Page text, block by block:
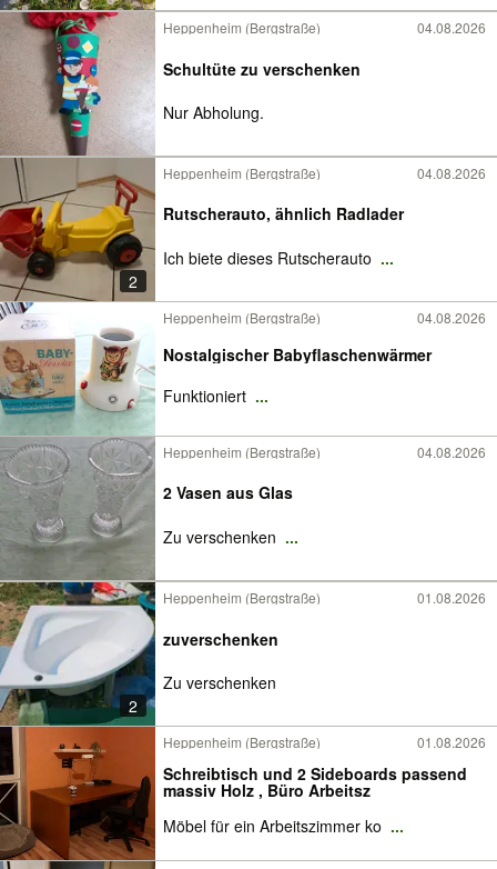
Heppenheim (Bergstraße) 04.08.2026
Schultüte zu verschenken
Nur Abholung.
2
Heppenheim (Bergstraße) 04.08.2026
Rutscherauto, ähnlich Radlader
Ich biete dieses Rutscherauto ...
Heppenheim (Bergstraße) 04.08.2026
Nostalgischer Babyflaschenwärmer
Funktioniert ...
Heppenheim (Bergstraße) 04.08.2026
2 Vasen aus Glas
Zu verschenken ...
2
Heppenheim (Bergstraße) 01.08.2026
zuverschenken
Zu verschenken
Heppenheim (Bergstraße) 01.08.2026
Schreibtisch und 2 Sideboards passend
massiv Holz , Büro Arbeitsz
Möbel für ein Arbeitszimmer ko ...